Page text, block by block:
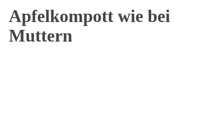
Apfelkompott wie bei
Muttern